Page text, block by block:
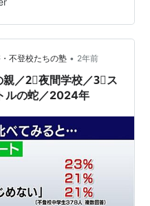
けず嫌いで他人の意見を
ます。 自慢話が多いのも
り 低すぎたりするの…
不登校たちの塾 • 2年前
／2⃣夜間学校／3⃣ス
ルの蛇／2024年